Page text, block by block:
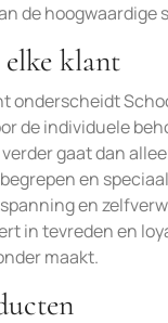
de
elke klant
onderscheidt
de individuele
gaat dan
en
en
in tevreden en
maakt.